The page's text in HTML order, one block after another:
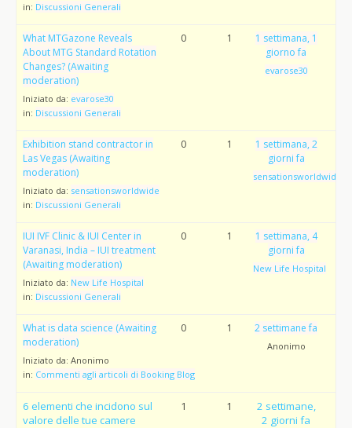
in: Discussioni Generali
What MTGazone Reveals
About MTG Standard Rotation
Changes? (Awaiting
moderation)
Iniziato da: evarose30
in: Discussioni Generali
0 1
1 settimana, 1
giorno fa
evarose30
Exhibition stand contractor in
Las Vegas (Awaiting
moderation)
Iniziato da: sensationsworldwide
in: Discussioni Generali
0 1
1 settimana, 2
giorni fa
sensationsworldwide
IUI IVF Clinic & IUI Center in
Varanasi, India – IUI treatment
(Awaiting moderation)
Iniziato da: New Life Hospital
in: Discussioni Generali
0 1
1 settimana, 4
giorni fa
New Life Hospital
What is data science (Awaiting
moderation)
Iniziato da: Anonimo
in: Commenti agli articoli di Booking Blog
0 1 2 settimane fa
Anonimo
6 elementi che incidono sul
valore delle tue camere
1 1
2 settimane,
2 giorni fa